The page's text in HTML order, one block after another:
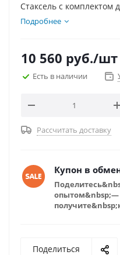
Стаксель с комплектом
Подробнее
10 560 руб./шт
Есть в наличии
Рассчитать доставку
Купон в
опытом&nbsp;—
Поделиться